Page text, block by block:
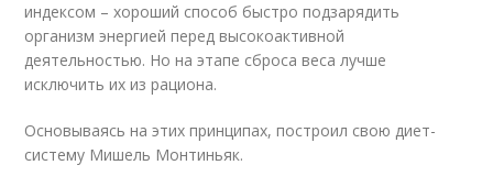
индексом – хороший способ быстро подзарядить
организм энергией перед высокоактивной
деятельностью. Но на этапе сброса веса лучше
исключить их из рациона.
Основываясь на этих принципах, построил свою диет-
систему Мишель Монтиньяк.